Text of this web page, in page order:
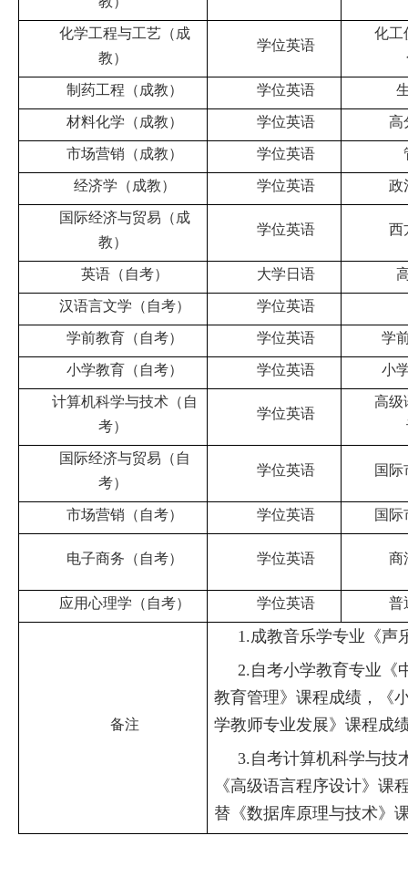
化学工程与工艺（成
教）
学位英语
化工
制药工程（成教） 学位英语
材料化学（成教） 学位英语 高
市场营销（成教） 学位英语
经济学（成教） 学位英语 政
国际经济与贸易（成
教）
学位英语 西
英语（自考） 大学日语
汉语言文学（自考） 学位英语
学前教育（自考） 学位英语 学
小学教育（自考） 学位英语 小
计算机科学与技术（自
考）
学位英语
高级
国际经济与贸易（自
考）
学位英语 国际
市场营销（自考） 学位英语 国际
电子商务（自考） 学位英语 商
应用心理学（自考） 学位英语 普
备注
1.成教音乐学专业《声
2.自考小学教育专业《
教育管理》课程成绩，《
学教师专业发展》课程成
3.自考计算机科学与技
《高级语言程序设计》课
替《数据库原理与技术》